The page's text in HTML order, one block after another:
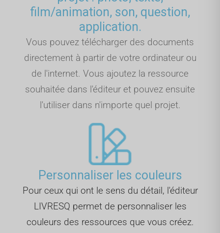
film/animation, son, question,
application.
Vous pouvez télécharger des documents
directement à partir de votre ordinateur ou
de l'internet. Vous ajoutez la ressource
souhaitée dans l'éditeur et pouvez ensuite
l'utiliser dans n'importe quel projet.
Personnaliser les couleurs
Pour ceux qui ont le sens du détail, l'éditeur
LIVRESQ permet de personnaliser les
couleurs des ressources que vous créez.